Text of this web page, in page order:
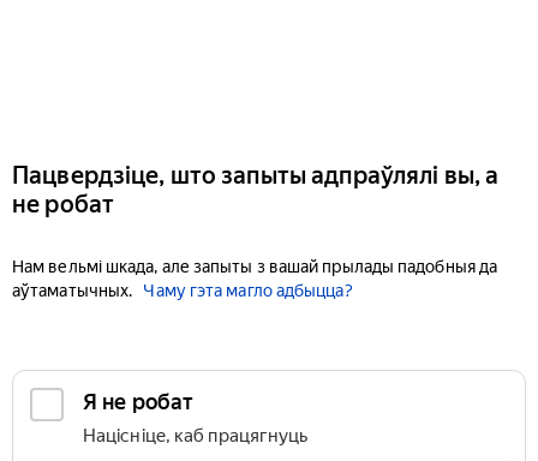
Пацвердзіце, што запыты адпраўлялі вы, а
не робат
Нам вельмі шкада, але запыты з вашай прылады падобныя да
аўтаматычных.
Чаму гэта магло адбыцца?
Я не робат
Націсніце, каб працягнуць